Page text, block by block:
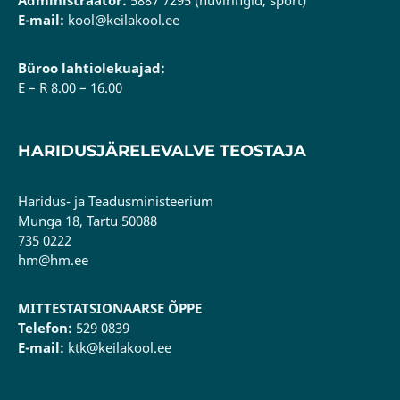
E-mail: kool@keilakool.ee
Büroo lahtiolekuajad:
E – R 8.00 – 16.00
HARIDUSJÄRELEVALVE TEOSTAJA
Haridus- ja Teadusministeerium
Munga 18, Tartu 50088
735 0222
hm@hm.ee
MITTESTATSIONAARSE ÕPPE
Telefon: 529 0839
E-mail: ktk@keilakool.ee